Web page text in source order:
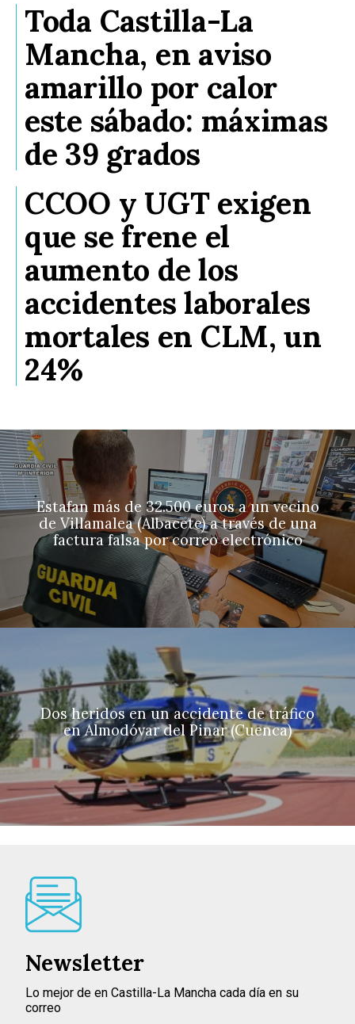
Toda Castilla-La
Mancha, en aviso
amarillo por calor
este sábado: máximas
de 39 grados
CCOO y UGT exigen
que se frene el
aumento de los
accidentes laborales
mortales en CLM, un
24%
Estafan más de 32.500 euros a un vecino
de Villamalea (Albacete) a través de una
factura falsa por correo electrónico
Dos heridos en un accidente de tráfico
en Almodóvar del Pinar (Cuenca)
Newsletter
Lo mejor de en Castilla-La Mancha cada día en su
correo